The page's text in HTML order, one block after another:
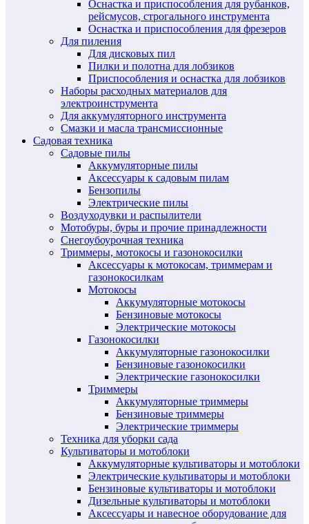
Оснастка и приспособления для рубанков,
рейсмусов, строгального инструмента
Оснастка и приспособления для фрезеров
Для пиления
Для дисковых пил
Пилки и полотна для лобзиков
Приспособления и оснастка для лобзиков
Наборы расходных материалов для
электроинструмента
Для аккумуляторного инструмента
Смазки и масла трансмиссионные
Садовая техника
Садовые пилы
Аккумуляторные пилы
Аксессуары к садовым пилам
Бензопилы
Электрические пилы
Воздуходувки и распылители
Мотобуры, буры и прочие принадлежности
Снегоубоурочная техника
Триммеры, мотокосы и газонокосилки
Аксессуары к мотокосам, триммерам и
газонокосилкам
Мотокосы
Аккумуляторные мотокосы
Бензиновые мотокосы
Электрические мотокосы
Газонокосилки
Аккумуляторные газонокосилки
Бензиновые газонокосилки
Электрические газонокосилки
Триммеры
Аккумуляторные триммеры
Бензиновые триммеры
Электрические триммеры
Техника для уборки сада
Культиваторы и мотоблоки
Аккумуляторные культиваторы и мотоблоки
Электрические культиваторы и мотоблоки
Бензиновые культиваторы и мотоблоки
Дизельные культиваторы и мотоблоки
Аксессуары и навесное оборудование для